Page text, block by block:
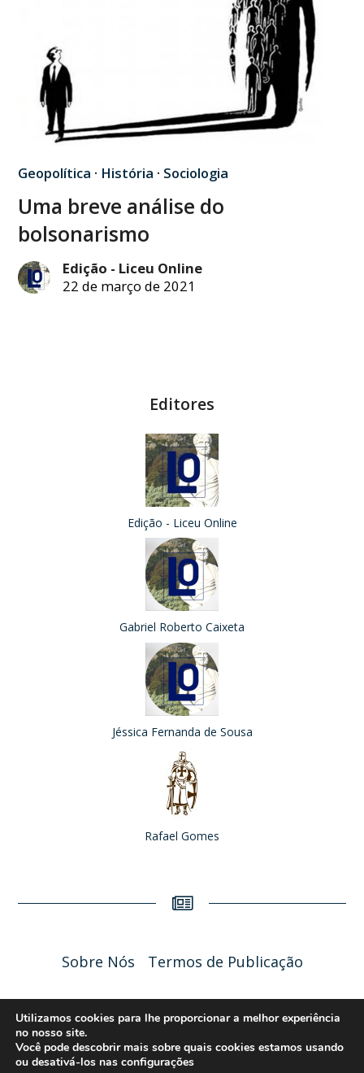
Geopolítica · História · Sociologia
Uma breve análise do
bolsonarismo
Edição - Liceu Online
22 de março de 2021
Editores
Edição - Liceu Online
Gabriel Roberto Caixeta
Jéssica Fernanda de Sousa
Rafael Gomes
Sobre Nós Termos de Publicação
Liceu Online 2026 - Política de Privacidade
Utilizamos cookies para lhe proporcionar a melhor experiência
no nosso site.
Você pode descobrir mais sobre quais cookies estamos usando
ou desativá-los nas configurações